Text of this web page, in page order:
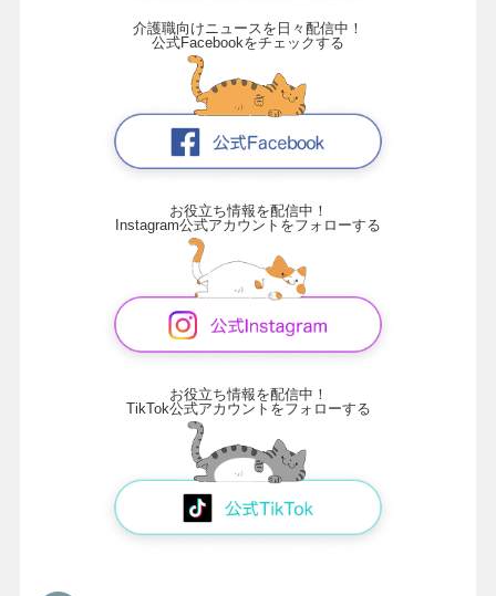
介護職向けニュースを日々配信中！
公式Facebookをチェックする
お役立ち情報を配信中！
Instagram公式アカウントをフォローする
お役立ち情報を配信中！
TikTok公式アカウントをフォローする